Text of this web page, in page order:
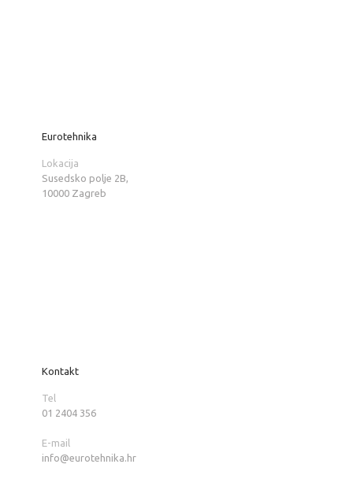
Eurotehnika
Lokacija
Susedsko polje 2B,
10000 Zagreb
Kontakt
Tel
01 2404 356
E-mail
info@eurotehnika.hr